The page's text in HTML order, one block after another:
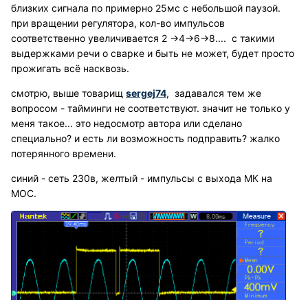
близких сигнала по примерно 25мс с небольшой паузой.
при вращении регулятора, кол-во импульсов
соответственно увеличивается 2 ->4->6->8.... с такими
выдержками речи о сварке и быть не может, будет просто
прожигать всё насквозь.
смотрю, выше товарищ sergej74, задавался тем же
вопросом - тайминги не соответствуют. значит не только у
меня такое... это недосмотр автора или сделано
специально? и есть ли возможность подправить? жалко
потерянного времени.
синий - сеть 230в, желтый - импульсы с выхода МК на
MOC.